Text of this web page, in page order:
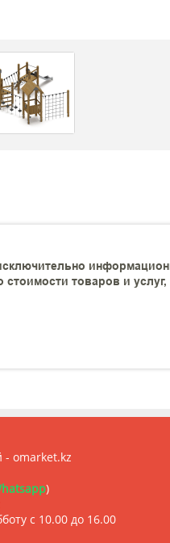
товаров и
- omarket.kz
)
с 10.00 до 16.00